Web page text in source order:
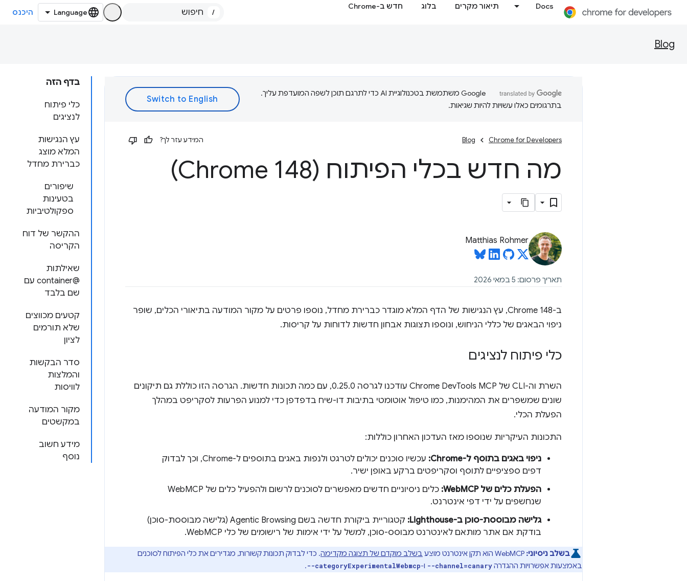
Docs תיאור מקרים בלוג חדש ב-Chrome
/ היכנס
Blog
בדף הזה
כלי פיתוח
לנציגים
עץ הנגישות
המלא מוצג
כברירת מחדל
שיפורים
בטעינות
ספקולטיביות
ההקשר של דוח
הקריסה
שאילתות
@container עם
שם בלבד
קטעים מכווצים
שלא תורמים
לציון
סדר הבקשות
והמלצות
לוויסות
מקור המודעה
במקשטים
מידע חשוב
נוסף
‫Google משתמשת בטכנולוגיית AI כדי לתרגם תוכן לשפה המועדפת עליך.
בתרגומים כאלו עשויות להיות שגיאות.
Chrome for Developers
Blog המידע עזר לך?
מה חדש בכלי הפיתוח (Chrome 148)
Matthias Rohmer
תאריך פרסום: 5 במאי 2026
ב-Chrome 148, עץ הנגישות של הדף המלא מוגדר כברירת מחדל, נוספו פרטים על מקור המודעה בתיאורי הכלים, שופר
ניפוי הבאגים של כללי הניחוש, ונוספו תצוגות אבחון חדשות לדוחות על קריסות.
כלי פיתוח לנציגים
השרת וה-CLI של Chrome DevTools MCP עודכנו לגרסה 0.25.0, עם כמה תכונות חדשות. הגרסה הזו כוללת גם תיקונים
שונים שמשפרים את המהימנות, כמו טיפול אוטומטי בתיבות דו-שיח בדפדפן כדי למנוע הפרעות לסקריפט במהלך
הפעלת הכלי.
התכונות העיקריות שנוספו מאז העדכון האחרון כוללות:
ניפוי באגים בתוסף ל-Chrome:
עכשיו סוכנים יכולים לטרגט ולנפות באגים בתוספים ל-Chrome, וכך לבדוק
דפים ספציפיים לתוסף וסקריפטים ברקע באופן ישיר.
הפעלת כלים של WebMCP:
כלים ניסיוניים חדשים מאפשרים לסוכנים לרשום ולהפעיל כלים של WebMCP
שנחשפים על ידי דפי אינטרנט.
גלישה מבוססת-סוכן ב-Lighthouse:
קטגוריית ביקורת חדשה בשם Agentic Browsing (גלישה מבוססת-סוכן)
בודקת אם אתר מותאם לאינטרנט מבוסס-סוכן, למשל על ידי אימות של רישומים של כלי WebMCP.
בשלב ניסיוני: בשלב מוקדם של תצוגה מקדימה. כדי לבדוק תכונות קשורות, מגדירים את כלי הפיתוח לסוכנים
באמצעות אפשרויות ההגדרה--channel=canary ו---categoryExperimentalWebmcp
.